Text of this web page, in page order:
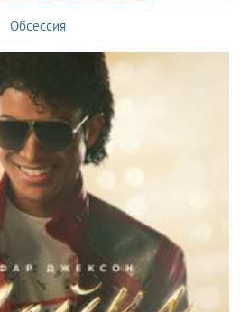
Обсессия